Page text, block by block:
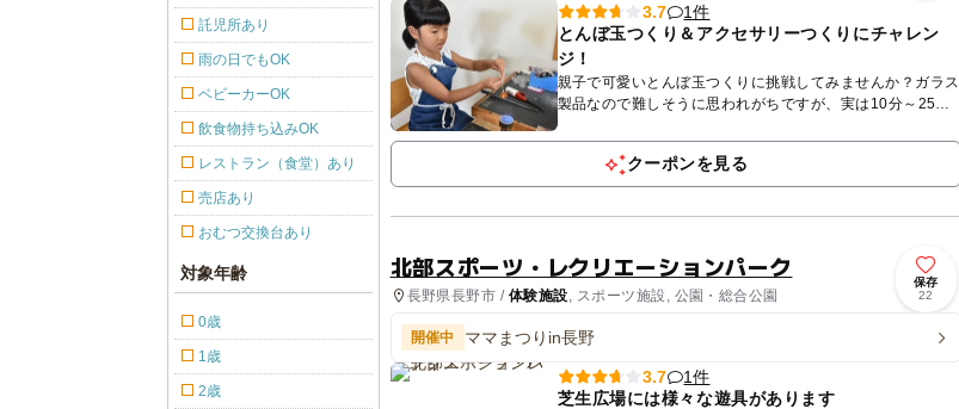
3.7
1件
とんぼ玉つくり＆アクセサリーつくりにチャレン
ジ！
親子で可愛いとんぼ玉つくりに挑戦してみませんか？ガラス
製品なので難しそうに思われがちですが、実は10分～25分
程度でできてしまうんです。（冷却時間は別）こちらでは小
学1年生か...
クーポンを見る
北部スポーツ・レクリエーションパーク
長野県長野市 / 体験施設 , スポーツ施設, 公園・総合公園
保存
22
開催中 ママまつりin長野
3.7
1件
芝生広場には様々な遊具があります
託児所あり
雨の日でもOK
ベビーカーOK
飲食物持ち込みOK
レストラン（食堂）あり
売店あり
おむつ交換台あり
対象年齢
0歳
1歳
2歳